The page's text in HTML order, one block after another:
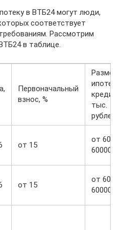
в ВТБ24 могут люди,
соответствует
Рассмотрим
в таблице.
Первоначальный
взнос, %
Размер
тыс.
рублей
от 15
от 600
60000
от 15
от 600
60000